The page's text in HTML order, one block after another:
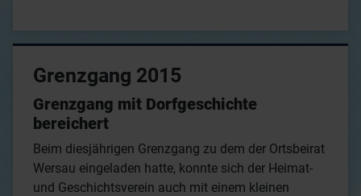
Grenzgang 2015
Grenzgang mit Dorfgeschichte
bereichert
Beim diesjährigen Grenzgang zu dem der Ortsbeirat
Wersau eingeladen hatte, konnte sich der Heimat-
und Geschichtsverein auch mit einem kleinen